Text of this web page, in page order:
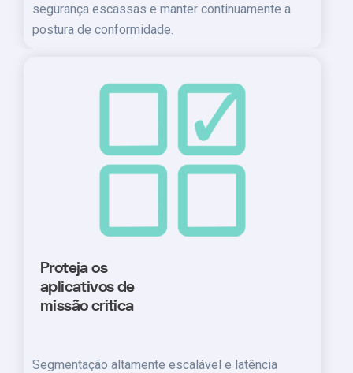
segurança escassas e manter continuamente a
postura de conformidade.
Proteja os
aplicativos de
missão crítica
Segmentação altamente escalável e latência